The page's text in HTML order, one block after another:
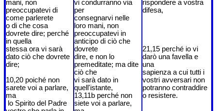
mani, non
preoccupatevi di
come parlerete
o di che cosa
dovrete dire; perché
in quella
stessa ora vi sarà
dato ciò che dovrete
dire;
10,20 poiché non
sarete voi a parlare,
ma
lo Spirito del Padre
vi condurranno via
per
consegnarvi nelle
loro mani, non
preoccupatevi in
anticipo di ciò che
dovrete
dire, e non lo
premeditate; ma dite
ciò che
vi sarà dato in
quell'istante,
13,11b perché non
siete voi a parlare,
rispondere a vostra
difesa,
21,15 perché io vi
darò una favella e
una
sapienza a cui tutti i
vostri avversari non
potranno contraddire
o resistere.